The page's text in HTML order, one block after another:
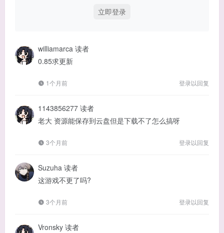
立即登录
williamarca 读者
0.85求更新
1个月前 登录以回复
1143856277 读者
老大 资源能保存到云盘但是下载不了怎么搞呀
3个月前 登录以回复
Suzuha 读者
这游戏不更了吗?
3个月前 登录以回复
Vronsky 读者